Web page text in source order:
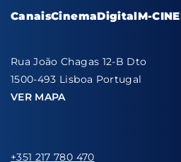
CanaisCinemaDigitalM-CINE
Rua João Chagas 12-B Dto
1500-493 Lisboa Portugal
VER MAPA
+351 217 780 470